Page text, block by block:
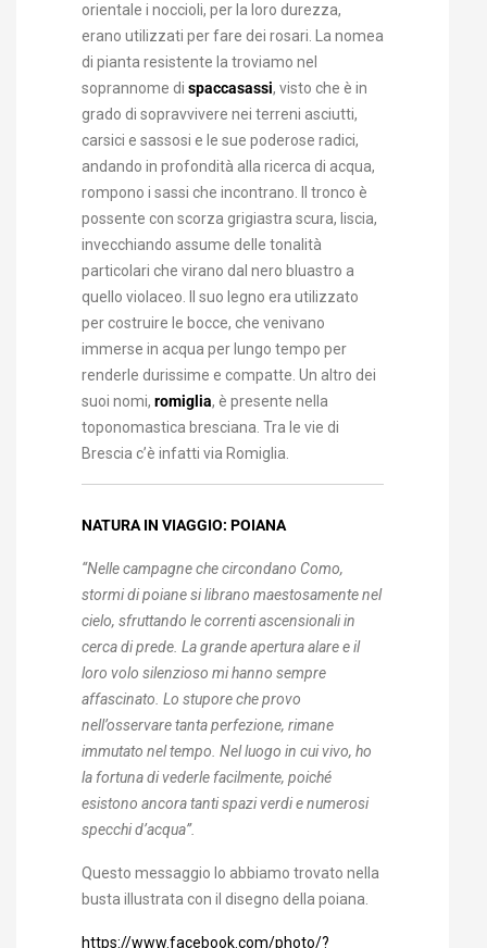
orientale i noccioli, per la loro durezza,
erano utilizzati per fare dei rosari. La nomea
di pianta resistente la troviamo nel
soprannome di spaccasassi, visto che è in
grado di sopravvivere nei terreni asciutti,
carsici e sassosi e le sue poderose radici,
andando in profondità alla ricerca di acqua,
rompono i sassi che incontrano. Il tronco è
possente con scorza grigiastra scura, liscia,
invecchiando assume delle tonalità
particolari che virano dal nero bluastro a
quello violaceo. Il suo legno era utilizzato
per costruire le bocce, che venivano
immerse in acqua per lungo tempo per
renderle durissime e compatte. Un altro dei
suoi nomi, romiglia, è presente nella
toponomastica bresciana. Tra le vie di
Brescia c’è infatti via Romiglia.
NATURA IN VIAGGIO: POIANA
“Nelle campagne che circondano Como,
stormi di poiane si librano maestosamente nel
cielo, sfruttando le correnti ascensionali in
cerca di prede. La grande apertura alare e il
loro volo silenzioso mi hanno sempre
affascinato. Lo stupore che provo
nell’osservare tanta perfezione, rimane
immutato nel tempo. Nel luogo in cui vivo, ho
la fortuna di vederle facilmente, poiché
esistono ancora tanti spazi verdi e numerosi
specchi d’acqua”.
Questo messaggio lo abbiamo trovato nella
busta illustrata con il disegno della poiana.
https://www.facebook.com/photo/?